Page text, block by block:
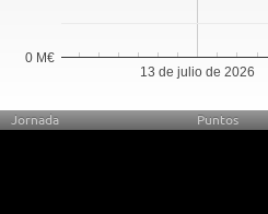
13 de julio de 2026
0 M€
Jornada Puntos